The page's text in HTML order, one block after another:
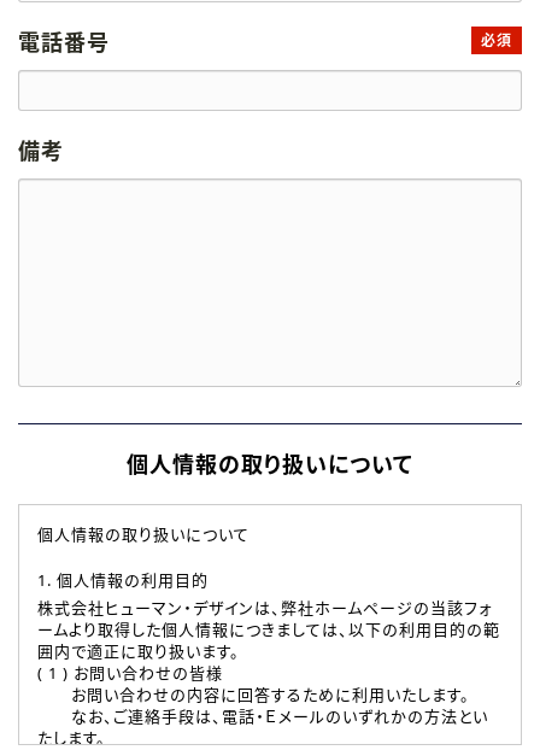
電話番号 必須
備考
個人情報の取り扱いについて
個人情報の取り扱いについて
1. 個人情報の利用目的
株式会社ヒューマン・デザインは、弊社ホームページの当該フォ
ームより取得した個人情報につきましては、以下の利用目的の範
囲内で適正に取り扱います。
( 1 ) お問い合わせの皆様
お問い合わせの内容に回答するために利用いたします。
なお、ご連絡手段は、電話・Ｅメールのいずれかの方法とい
たします。